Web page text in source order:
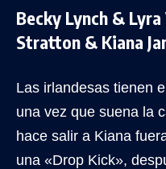
Becky Lynch &
Stratton & Kiana
Las irlandesas tienen
una vez que suena la
hace salir a Kiana
una «Drop Kick»,